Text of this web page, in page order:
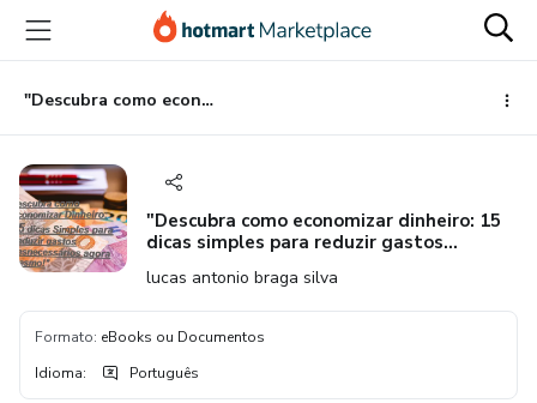
para
conteúdo
principal
para
pagamento
para
rodapé
"Descubra como economizar dinheiro: 15 dicas simples para reduzir gastos desnecessários agora mesmo!"
"Descubra como economizar dinheiro: 15
dicas simples para reduzir gastos
lucas antonio braga silva
Formato: eBooks ou Documentos
Idioma: Português